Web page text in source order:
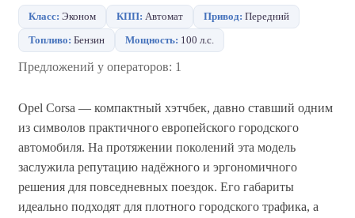
Класс: Эконом КПП: Автомат Привод: Передний
Топливо: Бензин Мощность: 100 л.с.
Предложений у операторов: 1
Opel Corsa — компактный хэтчбек, давно ставший одним
из символов практичного европейского городского
автомобиля. На протяжении поколений эта модель
заслужила репутацию надёжного и эргономичного
решения для повседневных поездок. Его габариты
идеально подходят для плотного городского трафика, а